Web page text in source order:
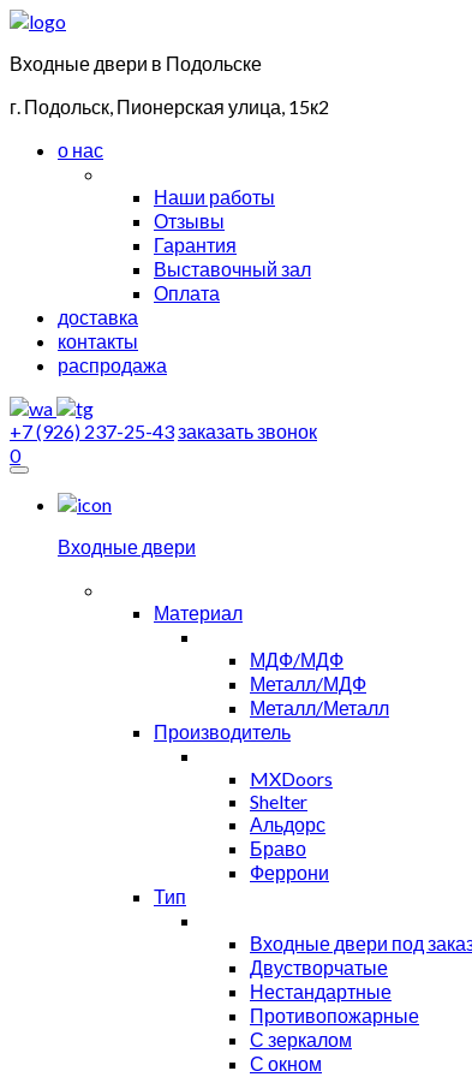
Входные двери в Подольске
г. Подольск, Пионерская улица, 15к2
о нас
Наши работы
Отзывы
Гарантия
Выставочный зал
Оплата
доставка
контакты
распродажа
+7 (926) 237-25-43заказать звонок
0
Входные двери
Материал
МДФ/МДФ
Металл/МДФ
Металл/Металл
Производитель
MXDoors
Shelter
Альдорс
Браво
Феррони
Тип
Входные двери под
Двустворчатые
Нестандартные
Противопожарные
С зеркалом
С окном